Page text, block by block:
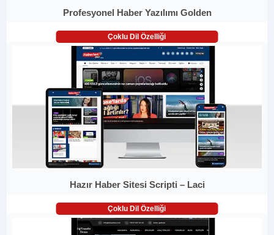
Profesyonel Haber Yazılımı Golden
Çoklu Dil Özelliği
Hazır Haber Sitesi Scripti – Laci
Çoklu Dil Özelliği